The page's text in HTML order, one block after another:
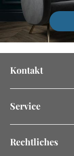
Kontakt
Service
Rechtliches